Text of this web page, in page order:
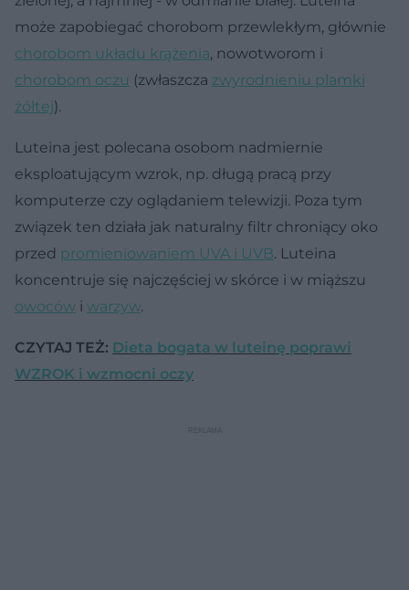
może zapobiegać chorobom przewlekłym, głównie
chorobom układu krążenia, nowotworom i
chorobom oczu (zwłaszcza zwyrodnieniu plamki
żółtej).
Luteina jest polecana osobom nadmiernie
eksploatującym wzrok, np. długą pracą przy
komputerze czy oglądaniem telewizji. Poza tym
związek ten działa jak naturalny filtr chroniący oko
przed promieniowaniem UVA i UVB. Luteina
koncentruje się najczęściej w skórce i w miąższu
owoców i warzyw.
CZYTAJ TEŻ: Dieta bogata w luteinę poprawi
WZROK i wzmocni oczy